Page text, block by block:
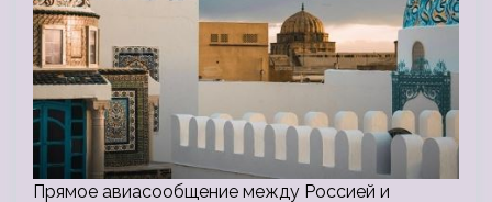
Прямое авиасообщение между Россией и